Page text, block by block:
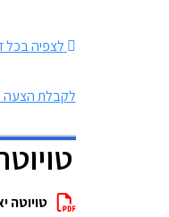
לצפיה בכל
לקבלת הצעה
טויוטה יאריס -